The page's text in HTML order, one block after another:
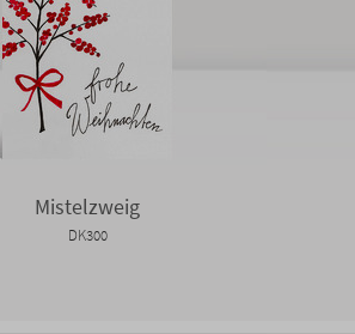
Mistelzweig
DK300